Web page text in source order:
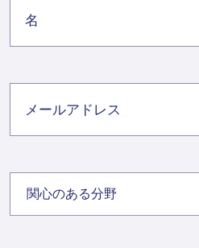
関心のある分野